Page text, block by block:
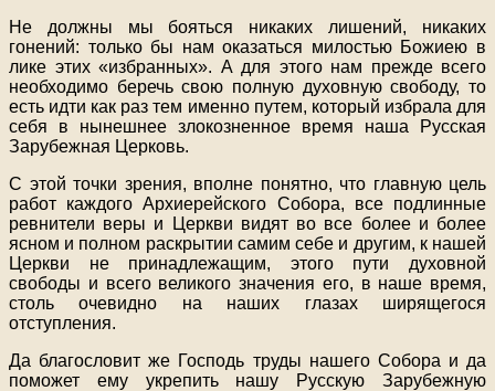
Не должны мы бояться никаких лишений, никаких
гонений: только бы нам оказаться милостью Божиею в
лике этих «избранных». А для этого нам прежде всего
необходимо беречь свою полную духовную свободу, то
есть идти как раз тем именно путем, который избрала для
себя в нынешнее злокозненное время наша Русская
Зарубежная Церковь.
С этой точки зрения, вполне понятно, что главную цель
работ каждого Архиерейского Собора, все подлинные
ревнители веры и Церкви видят во все более и более
ясном и полном раскрытии самим себе и другим, к нашей
Церкви не принадлежащим, этого пути духовной
свободы и всего великого значения его, в наше время,
столь очевидно на наших глазах ширящегося
отступления.
Да благословит же Господь труды нашего Собора и да
поможет ему укрепить нашу Русскую Зарубежную